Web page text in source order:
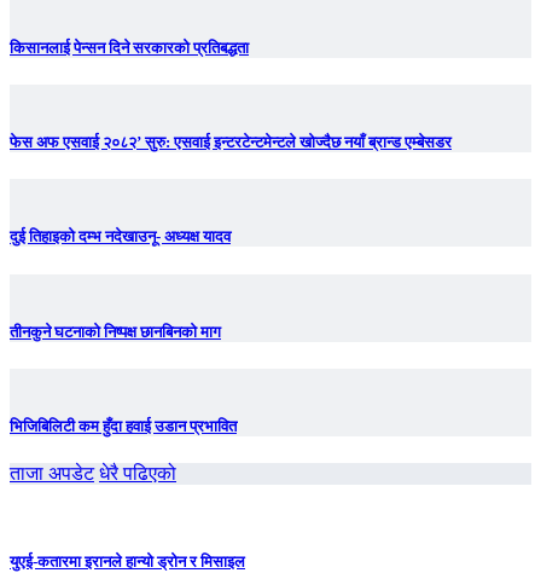
किसानलाई पेन्सन दिने सरकारको प्रतिबद्धता
फेस अफ एसवाई २०८२’ सुरु: एसवाई इन्टरटेन्टमेन्टले खोज्दैछ नयाँ ब्रान्ड एम्बेसडर
दुई तिहाइको दम्भ नदेखाउनू- अध्यक्ष यादव
तीनकुने घटनाकाे निष्पक्ष छानबिनकाे माग
भिजिबिलिटी कम हुँदा हवाई उडान प्रभावित
ताजा अपडेट धेरै पढिएको
युएई-कतारमा इरानले हान्यो ड्रोन र मिसाइल